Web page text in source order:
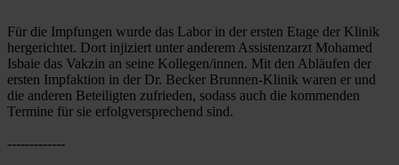
Für die Impfungen wurde das Labor in der ersten Etage der Klinik
hergerichtet. Dort injiziert unter anderem Assistenzarzt Mohamed
Isbaie das Vakzin an seine Kollegen/innen. Mit den Abläufen der
ersten Impfaktion in der Dr. Becker Brunnen-Klinik waren er und
die anderen Beteiligten zufrieden, sodass auch die kommenden
Termine für sie erfolgversprechend sind.
-------------